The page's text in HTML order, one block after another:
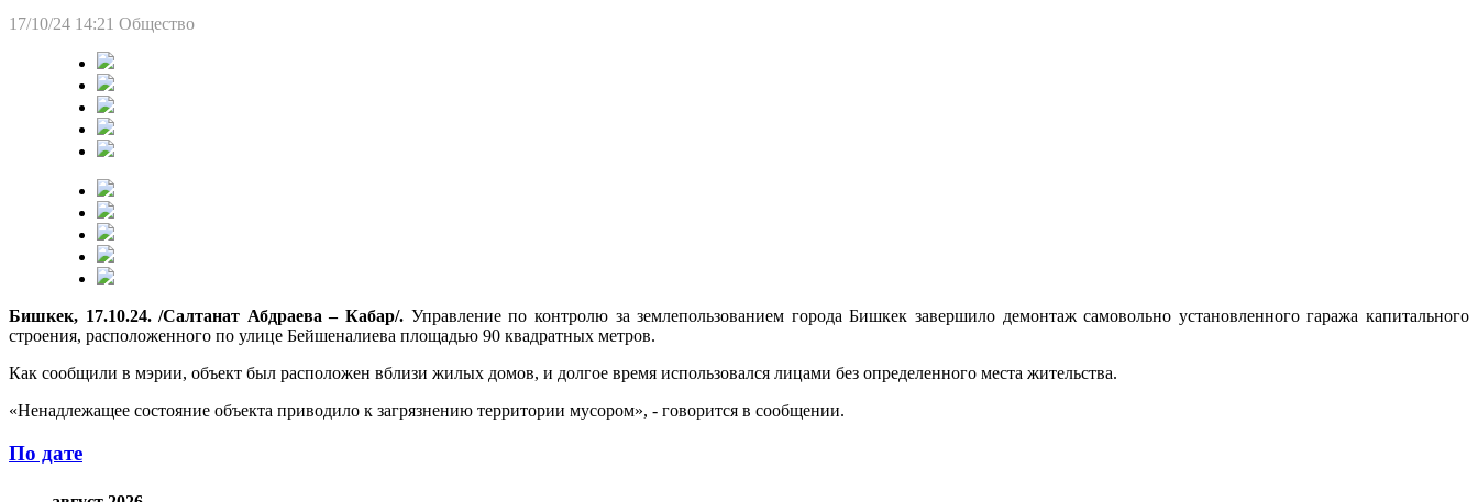
17/10/24 14:21 Общество
Бишкек, 17.10.24. /Салтанат Абдраева – Кабар/. Управление по контролю за землепользованием города Бишкек завершило демонтаж самовольно установленного гаража капитального
строения, расположенного по улице Бейшеналиева площадью 90 квадратных метров.
Как сообщили в мэрии, объект был расположен вблизи жилых домов, и долгое время использовался лицами без определенного места жительства.
«Ненадлежащее состояние объекта приводило к загрязнению территории мусором», - говорится в сообщении.
По дате